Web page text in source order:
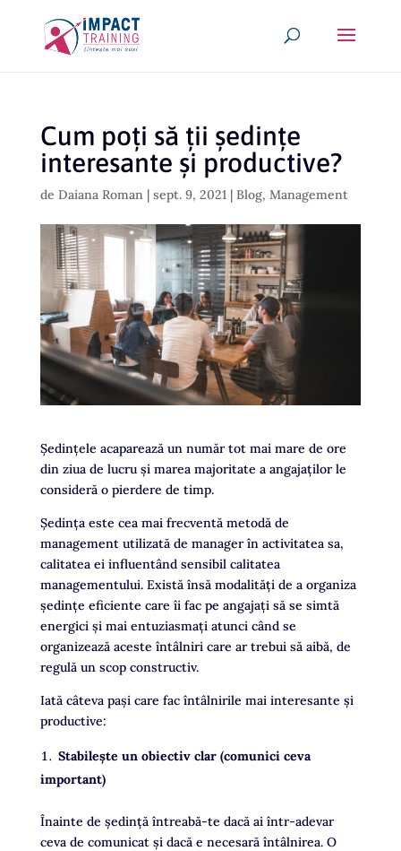
Cum poți să ții ședințe
interesante și productive?
de Daiana Roman| sept. 9, 2021| Blog, Management
Şedinţele acaparează un număr tot mai mare de ore
din ziua de lucru și marea majoritate a angajaților le
consideră o pierdere de timp.
Ședința este cea mai frecventă metodă de
management utilizată de manager în activitatea sa,
calitatea ei influentând sensibil calitatea
managementului. Există însă modalități de a organiza
şedinţe eficiente care îi fac pe angajați să se simtă
energici și mai entuziasmați atunci când se
organizează aceste întâlniri care ar trebui să aibă, de
regulă un scop constructiv.
Iată câteva paşi care fac întâlnirile mai interesante și
productive:
Stabileşte un obiectiv clar (comunici ceva
important)
Înainte de ședință întreabă-te dacă ai într-adevar
ceva de comunicat și dacă e necesară întâlnirea. O